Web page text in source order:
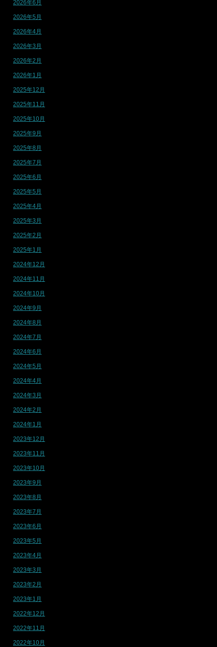
2026年6月
2026年5月
2026年4月
2026年3月
2026年2月
2026年1月
2025年12月
2025年11月
2025年10月
2025年9月
2025年8月
2025年7月
2025年6月
2025年5月
2025年4月
2025年3月
2025年2月
2025年1月
2024年12月
2024年11月
2024年10月
2024年9月
2024年8月
2024年7月
2024年6月
2024年5月
2024年4月
2024年3月
2024年2月
2024年1月
2023年12月
2023年11月
2023年10月
2023年9月
2023年8月
2023年7月
2023年6月
2023年5月
2023年4月
2023年3月
2023年2月
2023年1月
2022年12月
2022年11月
2022年10月